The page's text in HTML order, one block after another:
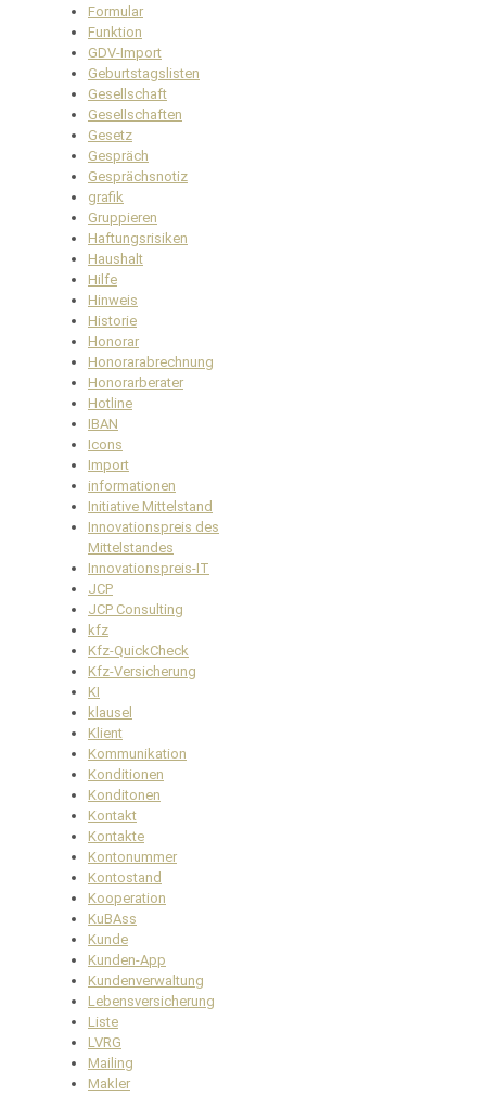
Formular
Funktion
GDV-Import
Geburtstagslisten
Gesellschaft
Gesellschaften
Gesetz
Gespräch
Gesprächsnotiz
grafik
Gruppieren
Haftungsrisiken
Haushalt
Hilfe
Hinweis
Historie
Honorar
Honorarabrechnung
Honorarberater
Hotline
IBAN
Icons
Import
informationen
Initiative Mittelstand
Innovationspreis des
Mittelstandes
Innovationspreis-IT
JCP
JCP Consulting
kfz
Kfz-QuickCheck
Kfz-Versicherung
KI
klausel
Klient
Kommunikation
Konditionen
Konditonen
Kontakt
Kontakte
Kontonummer
Kontostand
Kooperation
KuBAss
Kunde
Kunden-App
Kundenverwaltung
Lebensversicherung
Liste
LVRG
Mailing
Makler